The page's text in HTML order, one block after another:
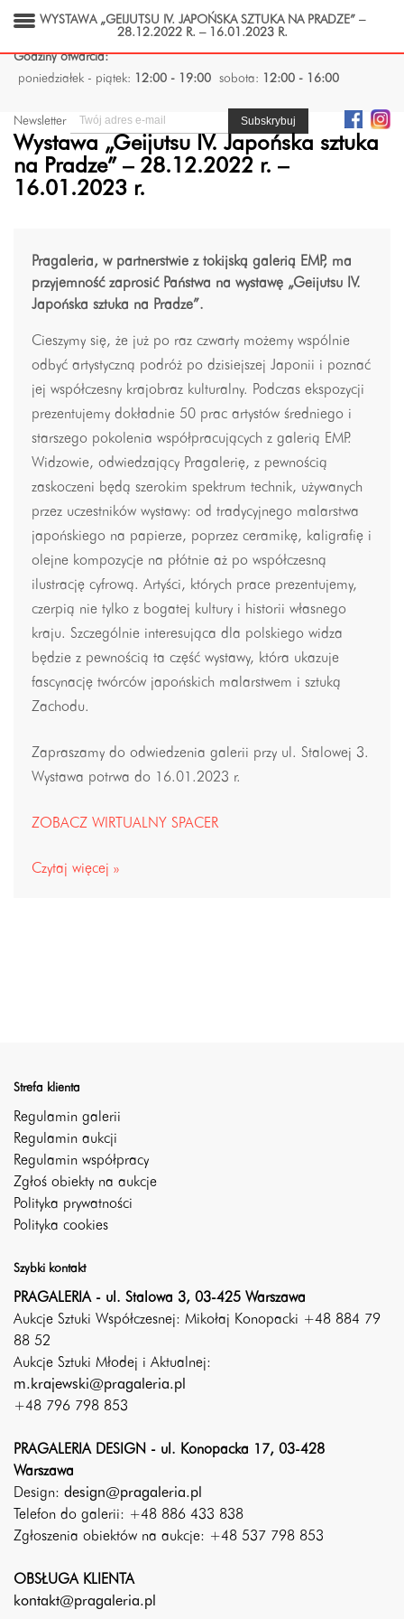
Godziny otwarcia:
poniedziałek - piątek:
12:00 - 19:00 sobota: 12:00 - 16:00
Newsletter
Wystawa „Geijutsu IV. Japońska sztuka
na Pradze” – 28.12.2022 r. –
16.01.2023 r.
Pragaleria, w partnerstwie z tokijską galerią EMP, ma
przyjemność zaprosić Państwa na wystawę „Geijutsu IV.
Japońska sztuka na Pradze”.
Cieszymy się, że już po raz czwarty możemy wspólnie
odbyć artystyczną podróż po dzisiejszej Japonii i poznać
jej współczesny krajobraz kulturalny. Podczas ekspozycji
prezentujemy dokładnie 50 prac artystów średniego i
starszego pokolenia współpracujących z galerią EMP.
Widzowie, odwiedzający Pragalerię, z pewnością
zaskoczeni będą szerokim spektrum technik, używanych
przez uczestników wystawy: od tradycyjnego malarstwa
japońskiego na papierze, poprzez ceramikę, kaligrafię i
olejne kompozycje na płótnie aż po współczesną
ilustrację cyfrową. Artyści, których prace prezentujemy,
czerpią nie tylko z bogatej kultury i historii własnego
kraju. Szczególnie interesująca dla polskiego widza
będzie z pewnością ta część wystawy, która ukazuje
fascynację twórców japońskich malarstwem i sztuką
Zachodu.
Zapraszamy do odwiedzenia galerii przy ul. Stalowej 3.
Wystawa potrwa do 16.01.2023 r.
ZOBACZ WIRTUALNY SPACER
Czytaj więcej »
Strefa klienta
Regulamin galerii
Regulamin aukcji
Regulamin współpracy
Zgłoś obiekty na aukcje
Polityka prywatności
Polityka cookies
Szybki kontakt
PRAGALERIA - ul. Stalowa 3, 03-425 Warszawa
Aukcje Sztuki Współczesnej: Mikołaj Konopacki +48 884 79
88 52
Aukcje Sztuki Młodej i Aktualnej:
m.krajewski@pragaleria.pl
+48 796 798 853
PRAGALERIA DESIGN - ul. Konopacka 17, 03-428
Warszawa
Design: design@pragaleria.pl
Telefon do galerii: +48 886 433 838
Zgłoszenia obiektów na aukcje: +48 537 798 853
OBSŁUGA KLIENTA
kontakt@pragaleria.pl
WYSTAWA „GEIJUTSU IV. JAPOŃSKA SZTUKA NA PRADZE” –
28.12.2022 R. – 16.01.2023 R.